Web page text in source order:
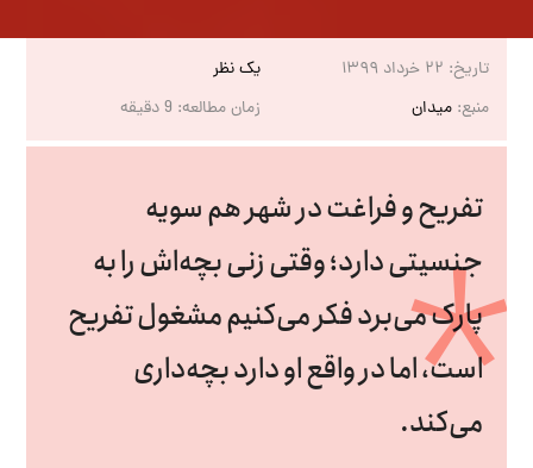
تاریخ: ۲۲ خرداد ۱۳۹۹
یک نظر
منبع: میدان زمان مطالعه: 9دقیقه
تفریح و فراغت در شهر هم سویه
جنسیتی دارد؛ وقتی زنی بچه‌اش را به
پارک می‌برد فکر می‌کنیم مشغول تفریح
است، اما در واقع او دارد بچه‌داری
می‌کند.